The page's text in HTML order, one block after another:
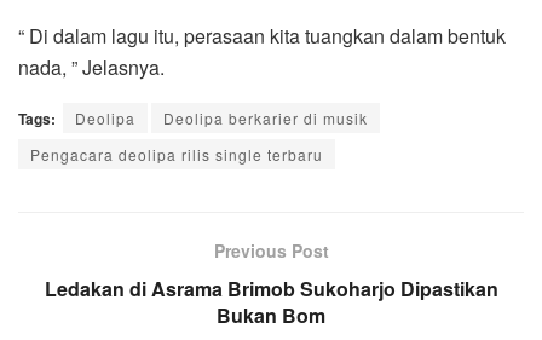
“ Di dalam lagu itu, perasaan kita tuangkan dalam bentuk
nada, ” Jelasnya.
Tags: Deolipa
Deolipa berkarier di musik
Pengacara deolipa rilis single terbaru
Previous Post
Ledakan di Asrama Brimob Sukoharjo Dipastikan
Bukan Bom